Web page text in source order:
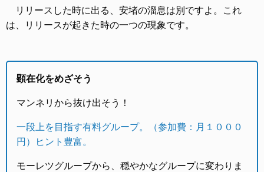
リリースした時に出る、安堵の溜息は別ですよ。これ
は、リリースが起きた時の一つの現象です。
顕在化をめざそう
マンネリから抜け出そう！
一段上を目指す有料グループ。（参加費：月１０００
円）ヒント豊富。
モーレツグループから、穏やかなグループに変わりま